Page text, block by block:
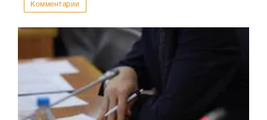
Комментарии